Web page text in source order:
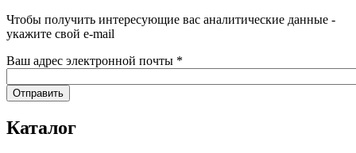
Чтобы получить интересующие вас аналитические данные -
укажите свой e-mail
Ваш адрес электронной почты *
Каталог